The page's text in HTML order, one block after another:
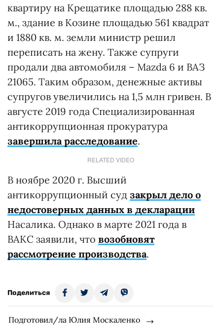
квартиру на Крещатике площадью 288 кв.
м., здание в Козине площадью 561 квадрат
и 1880 кв. м. земли министр решил
переписать на жену. Также супруги
продали два автомобиля – Mazda 6 и ВАЗ
21065. Таким образом, денежные активы
супругов увеличились на 1,5 млн гривен. В
августе 2019 года Специализированная
антикоррупционная прокуратура
завершила расследование.
RELATED VIDEO
В ноябре 2020 г. Высший
антикоррупционный суд закрыл дело о
недостоверных данных в декларации
Насалика. Однако в марте 2021 года в
ВАКС заявили, что возобновят
рассмотрение производства.
Поделиться
Подготовил/ла Юлия Москаленко